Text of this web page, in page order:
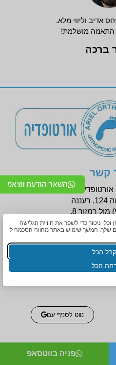
אנו עושים שימוש בעוגיות (Cookies) וכלי ניטור כדי לשפר את חוויית הגלישה
שלך. המשך שימוש באתר מהווה הסכמה ל
קבל הכל
הכל
אדיב וליווי מלא.
התאמה מושלמת!
ברכה
קשר
מול רמזור 8.
לניידות
09-
נווט לסניף עם
השאר הודעת ווצאפ
פניה בווטסאפ